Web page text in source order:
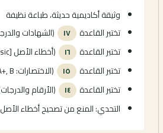
وثيقة أكاديمية حديثة، طباعة نظيفة
تختبر القاعدة
١٧
(الشهادات
تختبر القاعدة
١٦
(أخطاء الأصل [sic])
تختبر القاعدة
١٥
(الاختصارات: GPA, A+, B-)
تختبر القاعدة
١٤
(الأرقام
التحدي: المنع من تصحيح أخطاء